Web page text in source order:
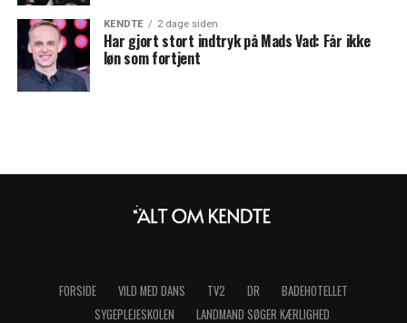
KENDTE 2 dage siden
Har gjort stort indtryk på Mads Vad: Får ikke
løn som fortjent
FORSIDE VILD MED DANS TV2 DR
BADEHOTELLET
SYGEPLEJESKOLEN
LANDMAND SØGER KÆRLIGHED